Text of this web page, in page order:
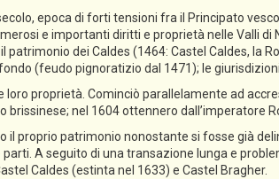
epoca di forti tensioni fra il Principato
e importanti diritti e proprietà nelle Valli di
dei Caldes (1464: Castel Caldes, la
(feudo pignoratizio dal 1471); le
loro proprietà. Cominciò parallelamente ad
nel 1604 ottennero dall’imperatore
il proprio patrimonio nonostante si fosse già
A seguito di una transazione lunga e
Caldes (estinta nel 1633) e Castel Bragher.